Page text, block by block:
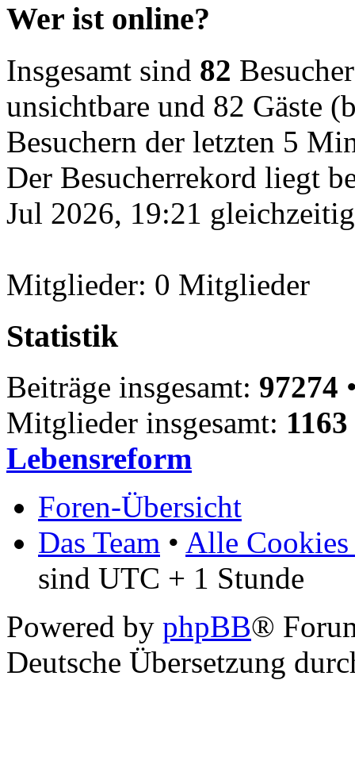
Wer ist online?
Insgesamt sind 82
unsichtbare und 82 Gäste
Besuchern der letzten 5
Der Besucherrekord liegt
Jul 2026, 19:21
Mitglieder: 0 Mitglieder
Statistik
Beiträge insgesamt: 97274
Mitglieder insgesamt: 1163
Lebensreform
Foren-Übersicht
Das Team • Alle Cookies
sind UTC + 1 Stunde
Powered by phpBB®
Deutsche Übersetzung